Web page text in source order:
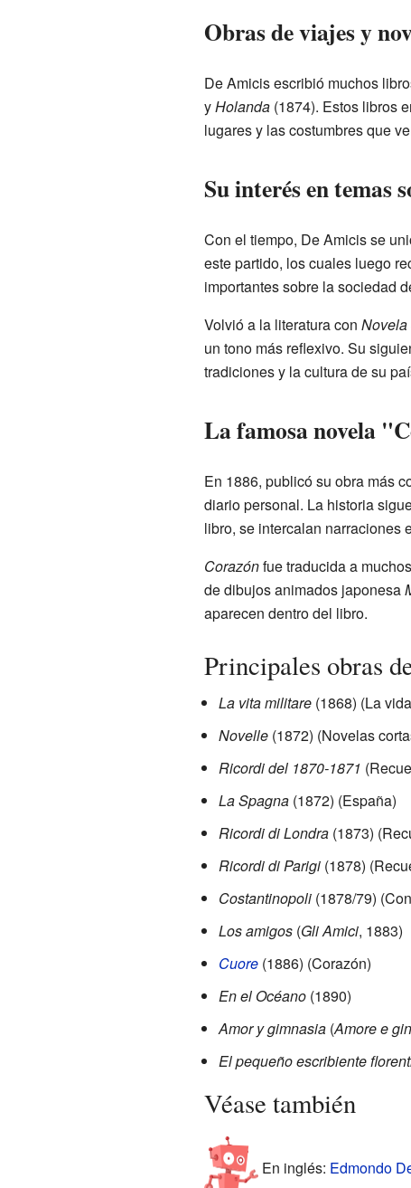
Obras de viajes y
De Amicis escribió muchos
yHolanda(1874). Estos libros
lugares y las costumbres que
Su interés en temas
Con el tiempo, De Amicis se
este partido, los cuales luego
importantes sobre la sociedad
Volvió a la literatura con Novela
un tono más reflexivo. Su
tradiciones y la cultura de su
La famosa novela
En 1886, publicó su obra más
diario personal. La historia
libro, se intercalan narraciones
Corazónfue traducida a
de dibujos animados japonesa
aparecen dentro del libro.
Principales obras
La vita militare(1868) (La
Novelle(1872) (Novelas
Ricordi del 1870-1871
La Spagna(1872) (España)
Ricordi di Londra(1873)
Ricordi di Parigi(1878)
Costantinopoli(1878/79)
Los amigos(Gli Amici, 1883)
Cuore(1886) (Corazón)
En el Océano(1890)
Amor y gimnasia(Amore e
El pequeño escribiente
Véase también
En inglés: Edmondo